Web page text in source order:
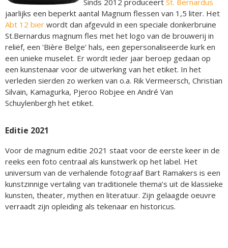
jaarlijks een beperkt aantal Magnum flessen van 1,5 liter. Het
Abt 12 bier wordt dan afgevuld in een speciale donkerbruine
St.Bernardus magnum fles met het logo van de brouwerij in
reliëf, een 'Bière Belge' hals, een gepersonaliseerde kurk en
een unieke muselet. Er wordt ieder jaar beroep gedaan op
een kunstenaar voor de uitwerking van het etiket. In het
verleden sierden zo werken van o.a. Rik Vermeersch, Christian
Silvain, Kamagurka, Pjeroo Robjee en André Van
Schuylenbergh het etiket.
Editie 2021
Voor de magnum editie 2021 staat voor de eerste keer in de
reeks een foto centraal als kunstwerk op het label. Het
universum van de verhalende fotograaf Bart Ramakers is een
kunstzinnige vertaling van traditionele thema’s uit de klassieke
kunsten, theater, mythen en literatuur. Zijn gelaagde oeuvre
verraadt zijn opleiding als tekenaar en historicus.